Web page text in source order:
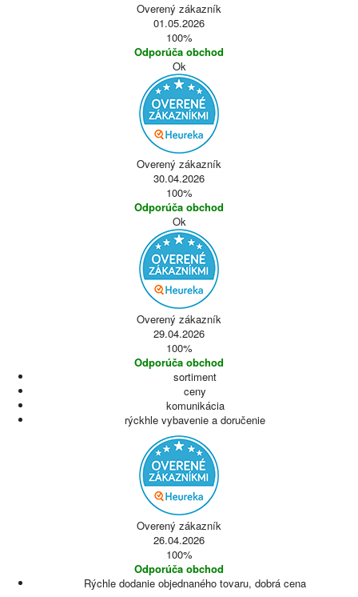
Overený zákazník
01.05.2026
100%
Odporúča obchod
Ok
Overený zákazník
30.04.2026
100%
Odporúča obchod
Ok
Overený zákazník
29.04.2026
100%
Odporúča obchod
sortiment
ceny
komunikácia
rýckhle vybavenie a doručenie
Overený zákazník
26.04.2026
100%
Odporúča obchod
Rýchle dodanie objednaného tovaru, dobrá cena